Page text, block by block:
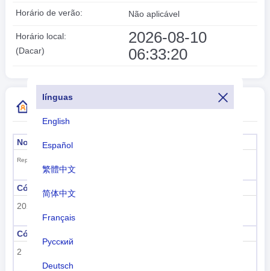
línguas
English
Español
繁體中文
简体中文
Français
Русский
Deutsch
Horário de verão: Não aplicável
Horário local:
(Dacar)
2026-08-10
06:33:20
Mais informações do código do país
Nome formal
República do Senegal
Código da sub-região
202
Código Regional
2